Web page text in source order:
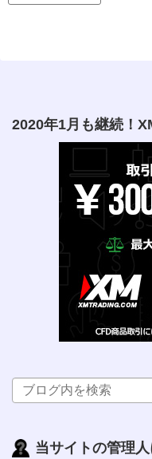
2020年1月も継続！
当サイトの管理